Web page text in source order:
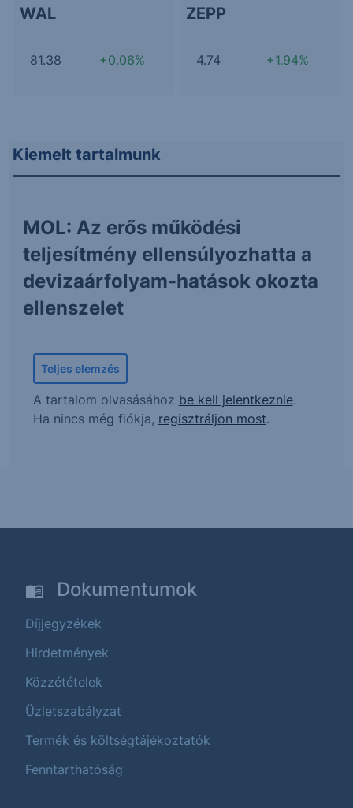
WAL
81.38 +0.06%
ZEPP
4.74 +1.94%
Kiemelt tartalmunk
MOL: Az erős működési
teljesítmény ellensúlyozhatta a
devizaárfolyam-hatások okozta
ellenszelet
Teljes elemzés
A tartalom olvasásához be kell jelentkeznie.
Ha nincs még fiókja, regisztráljon most.
Dokumentumok
Díjjegyzékek
Hirdetmények
Közzétételek
Üzletszabályzat
Termék és költségtájékoztatók
Fenntarthatóság